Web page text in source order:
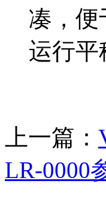
凑，便
运行平
上一篇：
LR-0000